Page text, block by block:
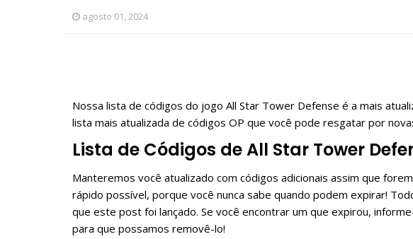
agosto 01, 2024
Nossa lista de códigos do jogo All Star Tower Defense é a mais
lista mais atualizada de códigos OP que você pode resgatar por
Lista de Códigos de All Star Tower
Manteremos você atualizado com códigos adicionais assim que
rápido possível, porque você nunca sabe quando podem expirar!
que este post foi lançado. Se você encontrar um que expirou,
para que possamos removê-lo!